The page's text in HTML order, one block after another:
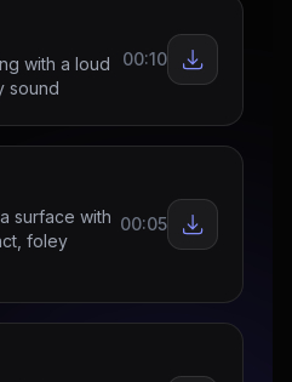
with a loud
sound
00:10
surface with
foley
00:05